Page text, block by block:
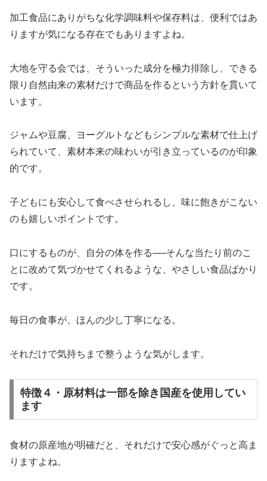
加工食品にありがちな化学調味料や保存料は、便利ではあ
りますが気になる存在でもありますよね。
大地を守る会では、そういった成分を極力排除し、できる
限り自然由来の素材だけで商品を作るという方針を貫いて
います。
ジャムや豆腐、ヨーグルトなどもシンプルな素材で仕上げ
られていて、素材本来の味わいが引き立っているのが印象
的です。
子どもにも安心して食べさせられるし、味に飽きがこない
のも嬉しいポイントです。
口にするものが、自分の体を作る──そんな当たり前のこ
とに改めて気づかせてくれるような、やさしい食品ばかり
です。
毎日の食事が、ほんの少し丁寧になる。
それだけで気持ちまで整うような気がします。
特徴４・原材料は一部を除き国産を使用してい
ます
食材の原産地が明確だと、それだけで安心感がぐっと高ま
りますよね。